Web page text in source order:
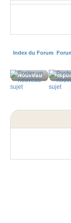
Index du Forum